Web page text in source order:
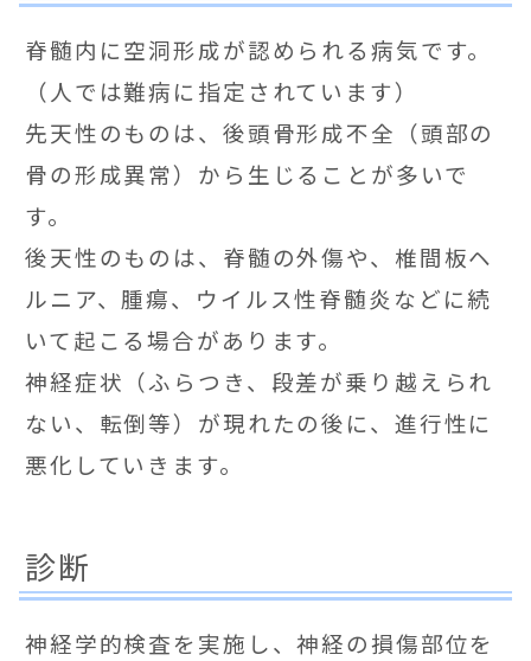
脊髄内に空洞形成が認められる病気です。
（人では難病に指定されています）
先天性のものは、後頭骨形成不全（頭部の
骨の形成異常）から生じることが多いで
す。
後天性のものは、脊髄の外傷や、椎間板ヘ
ルニア、腫瘍、ウイルス性脊髄炎などに続
いて起こる場合があります。
神経症状（ふらつき、段差が乗り越えられ
ない、転倒等）が現れたの後に、進行性に
悪化していきます。
診断
神経学的検査を実施し、神経の損傷部位を